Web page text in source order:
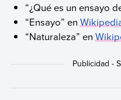
“¿Qué es un ensayo
“Ensayo” en
“Naturaleza” en